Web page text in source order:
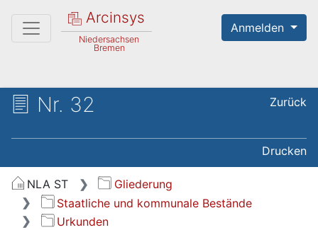
Arcinsys
Niedersachsen
Bremen
Anmelden
Nr. 32 Zurück
Drucken
NLA ST
Gliederung
Staatliche und kommunale Bestände
Urkunden